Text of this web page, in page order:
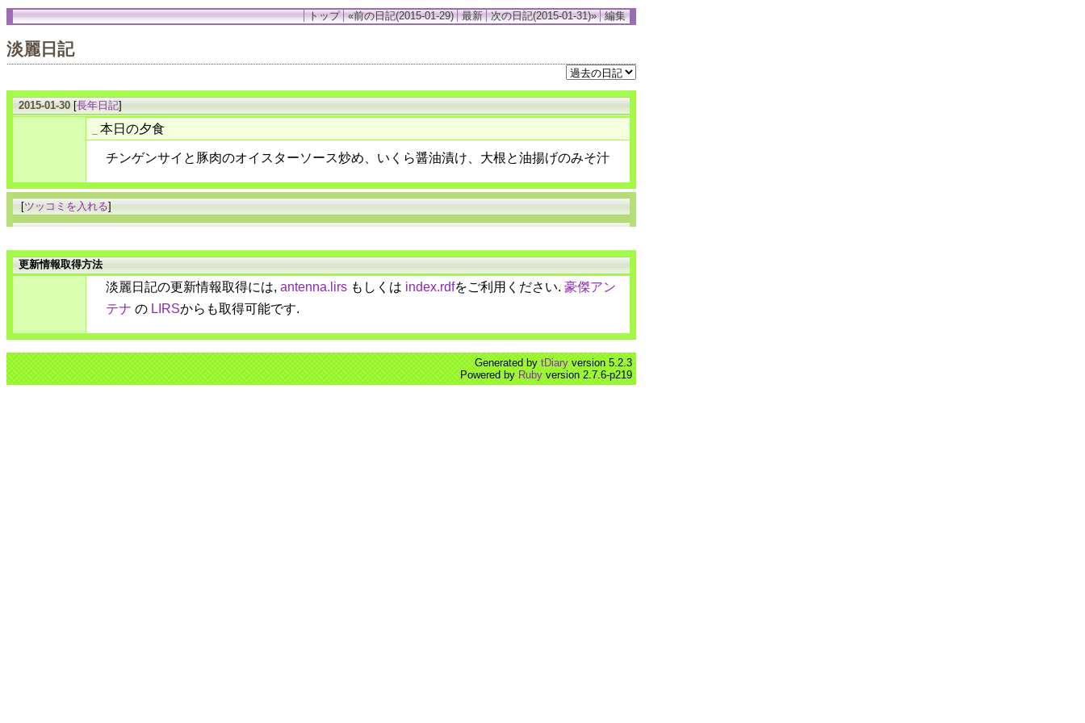
トップ «前の日記(2015-01-29) 最新 次の日記(2015-01-31)» 編集
淡麗日記
2015-01-30 [長年日記]
本日の夕食
チンゲンサイと豚肉のオイスターソース炒め、いくら醤油漬け、大根と油揚げのみそ汁
[ツッコミを入れる]
更新情報取得方法
淡麗日記の更新情報取得には, antenna.lirs もしくは index.rdfをご利用ください. 豪傑アン
テナ の LIRSからも取得可能です.
Generated bytDiaryversion 5.2.3
Powered byRubyversion 2.7.6-p219